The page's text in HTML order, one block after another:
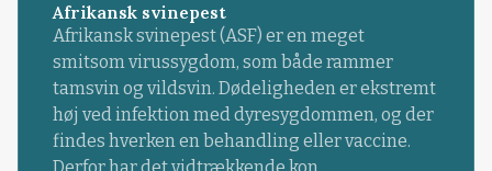
Afrikansk svinepest
Afrikansk svinepest (ASF) er en meget
smitsom virussygdom, som både rammer
tamsvin og vildsvin. Dødeligheden er ekstremt
høj ved infektion med dyresygdommen, og der
findes hverken en behandling eller vaccine.